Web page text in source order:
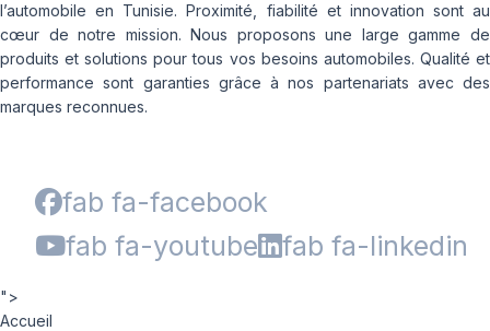
l’automobile en Tunisie. Proximité, fiabilité et innovation sont au
cœur de notre mission. Nous proposons une large gamme de
produits et solutions pour tous vos besoins automobiles. Qualité et
performance sont garanties grâce à nos partenariats avec des
marques reconnues.
fab fa-facebook
fab fa-youtube
fab fa-linkedin
">
Accueil